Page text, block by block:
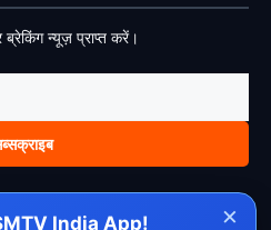
न्यूज़ प्राप्त करें।
×
India App!